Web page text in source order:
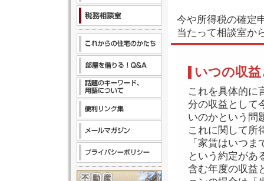
今や所得税の確定
当たって相談室か
いつの収
これを具体的に
分の収益として
いのかという問
これに関して所
「家賃はいつ
という約定があ
含む年度の収益